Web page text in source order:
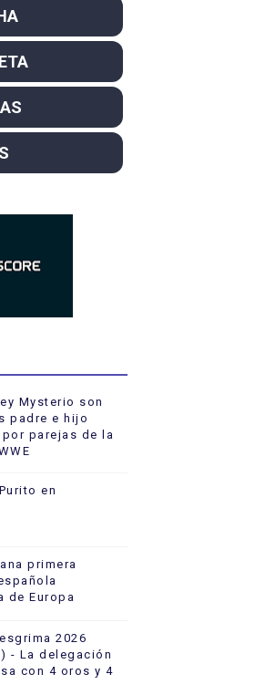
para David Llorente y Miren
con Carlos Gimeno a las
Mysterio son
padre e hijo
parejas de la
en
primera
de Europa
2026
- La delegación
con 4 oros y 4